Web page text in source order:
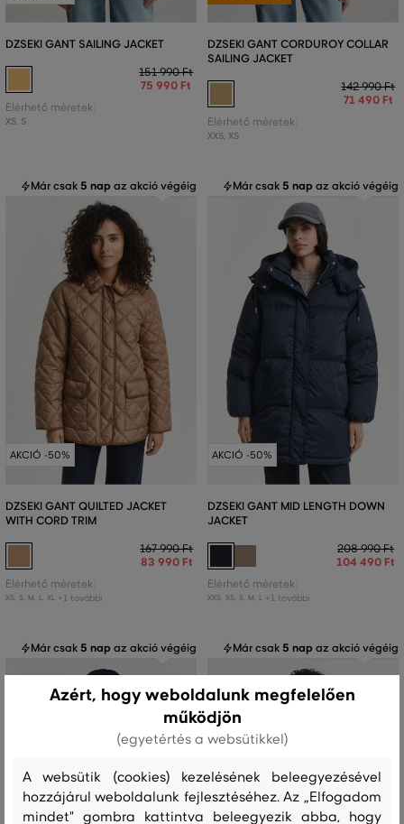
DZSEKI GANT SAILING JACKET
151 990 Ft
75 990 Ft
Elérhető méretek:
XS, S
DZSEKI GANT CORDUROY COLLAR
SAILING JACKET
142 990 Ft
71 490 Ft
Elérhető méretek:
XXS, XS
Már csak 5 nap az akció végéig
AKCIÓ -50%
DZSEKI GANT QUILTED JACKET
WITH CORD TRIM
167 990 Ft
83 990 Ft
Elérhető méretek:
XS, S, M L, XL +1 további
Már csak 5 nap az akció végéig
AKCIÓ -50%
DZSEKI GANT MID LENGTH DOWN
JACKET
208 990 Ft
104 490 Ft
Elérhető méretek:
XXS, XS, S, M L +1 további
Már csak 5 nap az akció végéig Már csak 5 nap az akció végéig
Azért, hogy weboldalunk megfelelően
működjön
(egyetértés a websütikkel)
A websütik (cookies) kezelésének beleegyezésével
hozzájárul weboldalunk fejlesztéséhez. Az „Elfogadom
mindet" gombra kattintva beleegyezik abba, hogy